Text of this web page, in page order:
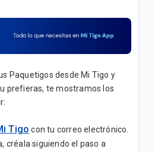
x 24hrs x Bs8
Lite B
Paquetigos desde Mi Tigo y
prefieras, te mostramos los
Tigo con tu correo electrónico.
créala siguiendo el paso a